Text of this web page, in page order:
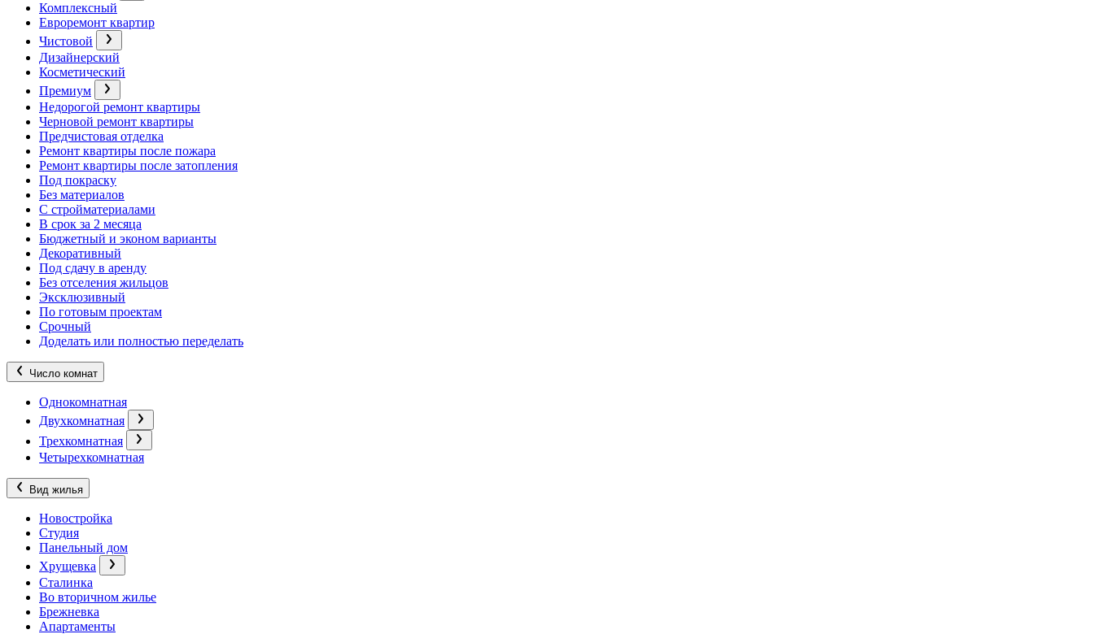
Комплексный
Евроремонт квартир
Чистовой
Дизайнерский
Косметический
Премиум
Недорогой ремонт квартиры
Черновой ремонт квартиры
Предчистовая отделка
Ремонт квартиры после пожара
Ремонт квартиры после затопления
Под покраску
Без материалов
С стройматериалами
В срок за 2 месяца
Бюджетный и эконом варианты
Декоративный
Под сдачу в аренду
Без отселения жильцов
Эксклюзивный
По готовым проектам
Срочный
Доделать или полностью переделать
Число комнат
Однокомнатная
Двухкомнатная
Трехкомнатная
Четырехкомнатная
Вид жилья
Новостройка
Студия
Панельный дом
Хрущевка
Сталинка
Во вторичном жилье
Брежневка
Апартаменты